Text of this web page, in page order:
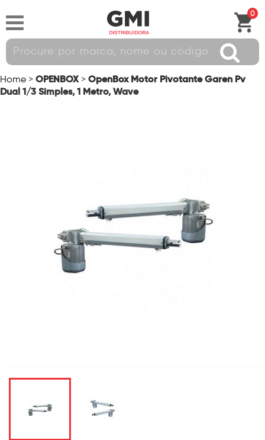
0
Home > OPENBOX > OpenBox Motor Pivotante Garen Pv
Dual 1/3 Simples, 1 Metro, Wave